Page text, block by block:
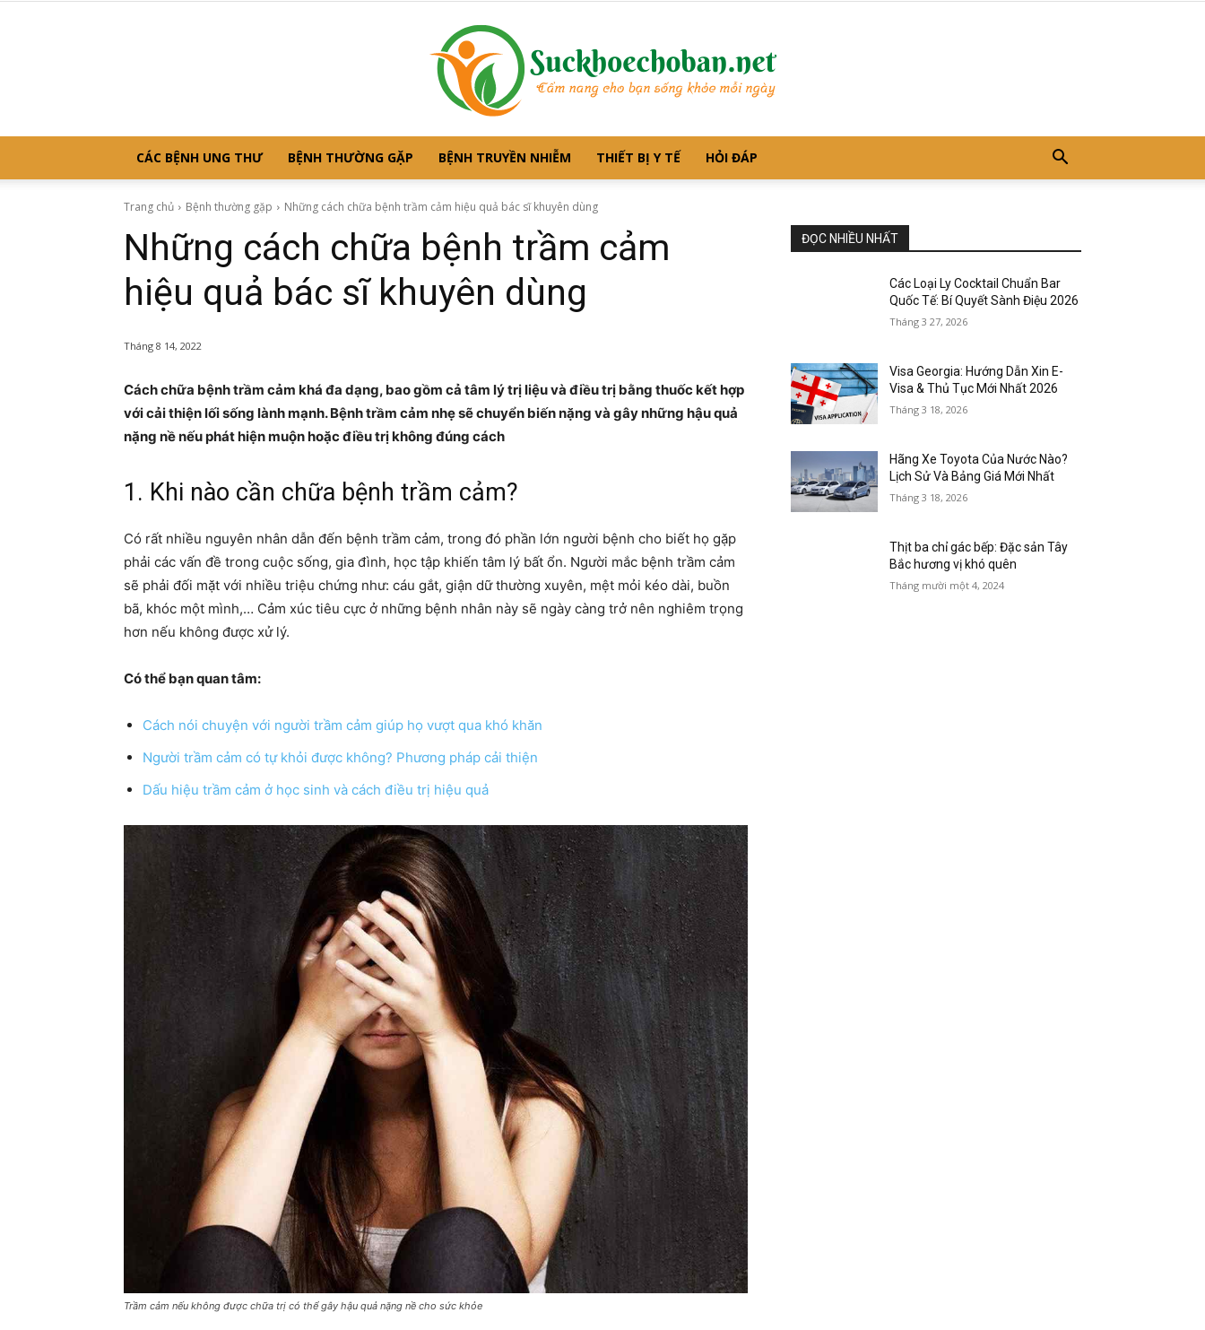
Cẩm
nang
sống
khoẻ
mỗi
ngày
CÁC BỆNH UNG THƯ BỆNH THƯỜNG GẶP BỆNH TRUYỀN NHIỄM THIẾT BỊ Y TẾ HỎI ĐÁP
Trang chủ Bệnh thường gặp Những cách chữa bệnh trầm cảm hiệu quả bác sĩ khuyên dùng
Những cách chữa bệnh trầm cảm
hiệu quả bác sĩ khuyên dùng
Tháng 8 14, 2022
Cách chữa bệnh trầm cảm khá đa dạng, bao gồm cả tâm lý trị liệu và điều trị bằng thuốc kết hợp
với cải thiện lối sống lành mạnh. Bệnh trầm cảm nhẹ sẽ chuyển biến nặng và gây những hậu quả
nặng nề nếu phát hiện muộn hoặc điều trị không đúng cách
1. Khi nào cần chữa bệnh trầm cảm?
Có rất nhiều nguyên nhân dẫn đến bệnh trầm cảm, trong đó phần lớn người bệnh cho biết họ gặp
phải các vấn đề trong cuộc sống, gia đình, học tập khiến tâm lý bất ổn. Người mắc bệnh trầm cảm
sẽ phải đối mặt với nhiều triệu chứng như: cáu gắt, giận dữ thường xuyên, mệt mỏi kéo dài, buồn
bã, khóc một mình,… Cảm xúc tiêu cực ở những bệnh nhân này sẽ ngày càng trở nên nghiêm trọng
hơn nếu không được xử lý.
Có thể bạn quan tâm:
Cách nói chuyện với người trầm cảm giúp họ vượt qua khó khăn
Người trầm cảm có tự khỏi được không? Phương pháp cải thiện
Dấu hiệu trầm cảm ở học sinh và cách điều trị hiệu quả
Trầm cảm nếu không được chữa trị có thể gây hậu quả nặng nề cho sức khỏe
ĐỌC NHIỀU NHẤT
Các Loại Ly Cocktail Chuẩn Bar
Quốc Tế: Bí Quyết Sành Điệu 2026
Tháng 3 27, 2026
Visa Georgia: Hướng Dẫn Xin E-
Visa & Thủ Tục Mới Nhất 2026
Tháng 3 18, 2026
Hãng Xe Toyota Của Nước Nào?
Lịch Sử Và Bảng Giá Mới Nhất
Tháng 3 18, 2026
Thịt ba chỉ gác bếp: Đặc sản Tây
Bắc hương vị khó quên
Tháng mười một 4, 2024